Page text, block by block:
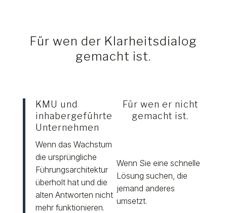
Für wen der Klarheitsdialog
gemacht ist.
KMU und
inhabergeführte
Unternehmen
Wenn das Wachstum
die ursprüngliche
Führungsarchitektur
überholt hat und die
alten Antworten nicht
mehr funktionieren.
Für wen er nicht
gemacht ist.
Wenn Sie eine schnelle
Lösung suchen, die
jemand anderes
umsetzt.